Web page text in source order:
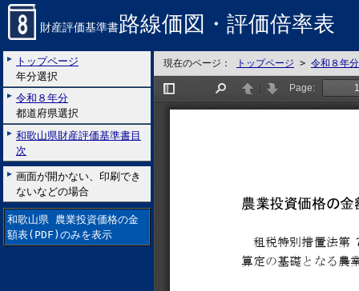
財産評価基準書路線価図・評価倍率表
トップページ
年分選択
令和８年分
都道府県選択
和歌山県財産評価基準書目
次
画面が開かない、印刷でき
ないなどの場合
和歌山県 農業投資価格の金
額表(PDF)のみを表示
現在のページ： トップページ > 令和８年分